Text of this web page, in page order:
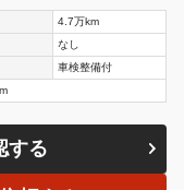
4.7万km
なし
車検整備付
する